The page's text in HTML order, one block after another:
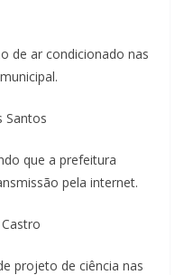
de ar condicionado nas
Santos
que a prefeitura
pela internet.
projeto de ciência nas